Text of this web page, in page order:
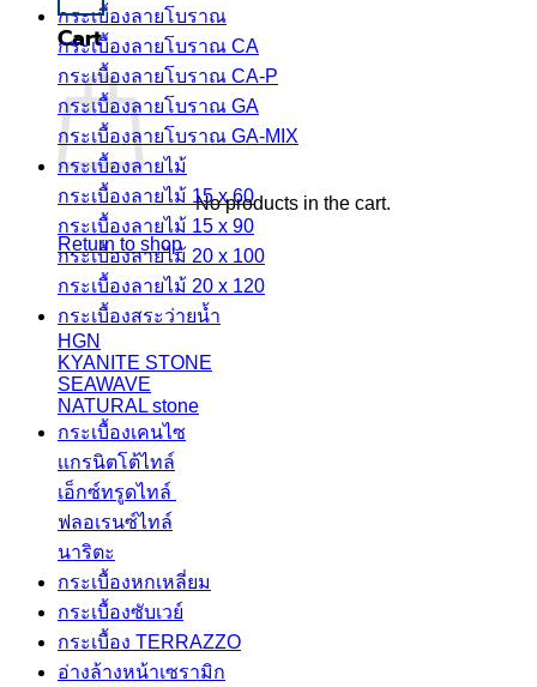
Cart
No products in the cart.
Return to shop
กระเบื้องลายโบราณ
กระเบื้องลายโบราณ CA
กระเบื้องลายโบราณ CA-P
กระเบื้องลายโบราณ GA
กระเบื้องลายโบราณ GA-MIX
กระเบื้องลายไม้
กระเบื้องลายไม้ 15 x 60
กระเบื้องลายไม้ 15 x 90
กระเบื้องลายไม้ 20 x 100
กระเบื้องลายไม้ 20 x 120
กระเบื้องสระว่ายน้ำ
HGN
KYANITE STONE
SEAWAVE
NATURAL stone
กระเบื้องเคนไซ
เเกรนิตโต้ไทล์
เอ็กซ์ทรูดไทล์
ฟลอเรนซ์ไทล์
นาริตะ
กระเบื้องหกเหลี่ยม
กระเบื้องซับเวย์
กระเบื้อง TERRAZZO
อ่างล้างหน้าเซรามิก